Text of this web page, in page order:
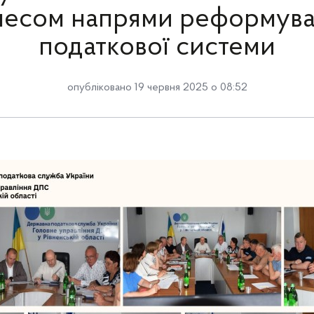
напрями
податкової системи
опубліковано 19 червня 2025 о 08:52